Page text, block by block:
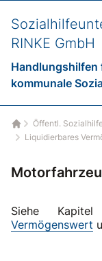
RINKE GmbH
Handlungshilfen
kommunale
Startseite
Öffentl.
Liquidierbares
Siehe
Vermögenswert